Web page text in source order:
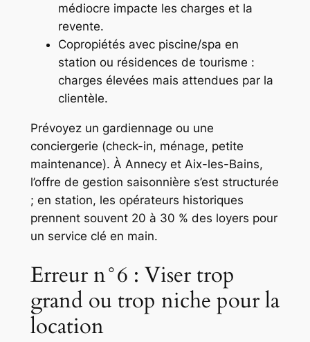
médiocre impacte les charges et la
revente.
Copropiétés avec piscine/spa en
station ou résidences de tourisme :
charges élevées mais attendues par la
clientèle.
Prévoyez un gardiennage ou une
conciergerie (check-in, ménage, petite
maintenance). À Annecy et Aix-les-Bains,
l’offre de gestion saisonnière s’est structurée
; en station, les opérateurs historiques
prennent souvent 20 à 30 % des loyers pour
un service clé en main.
Erreur n°6 : Viser trop
grand ou trop niche pour la
location